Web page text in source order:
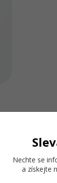
Nechte se
a získejte